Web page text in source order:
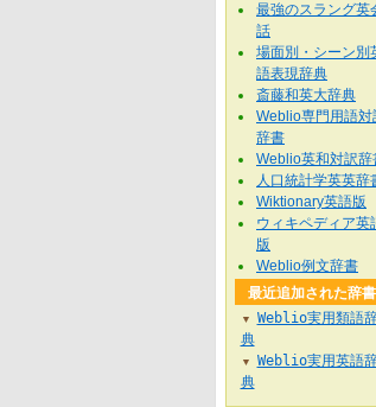
最強のスラング英
話
場面別・シーン別
語表現辞典
斎藤和英大辞典
Weblio専門用語対
辞書
Weblio英和対訳辞
人口統計学英英辞
Wiktionary英語版
ウィキペディア英
版
Weblio例文辞書
最近追加された辞書
▼
Weblio実用類語
典
▼
Weblio実用英語
典